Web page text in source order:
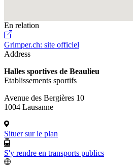
En relation
Grimper.ch: site officiel
Address
Halles sportives de Beaulieu
Etablissements sportifs
Avenue des Bergières 10
1004 Lausanne
Situer sur le plan
S'y rendre en transports publics